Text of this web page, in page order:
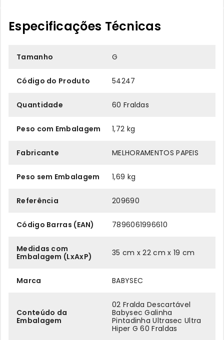
Especificações Técnicas
Tamanho G
Código do Produto 54247
Quantidade 60 Fraldas
Peso com Embalagem 1,72 kg
Fabricante MELHORAMENTOS PAPEIS
Peso sem Embalagem 1,69 kg
Referência 209690
Código Barras (EAN) 7896061996610
Medidas com
Embalagem (LxAxP)
35 cm x 22 cm x 19 cm
Marca BABYSEC
Conteúdo da
Embalagem
02 Fralda Descartável
Babysec Galinha
Pintadinha Ultrasec Ultra
Hiper G 60 Fraldas